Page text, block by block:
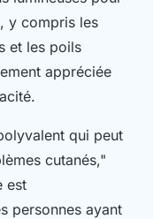
y compris les
et les poils
appréciée
qui peut
cutanés,"
est
personnes ayant